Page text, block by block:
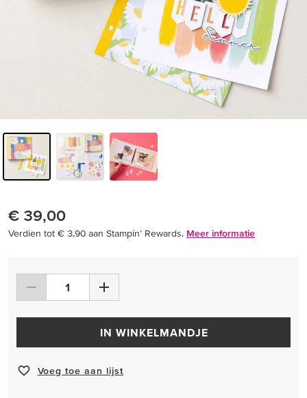
€ 39,00
Verdien tot € 3,90 aan Stampin’ Rewards. Meer informatie
IN WINKELMANDJE
Voeg toe aan lijst